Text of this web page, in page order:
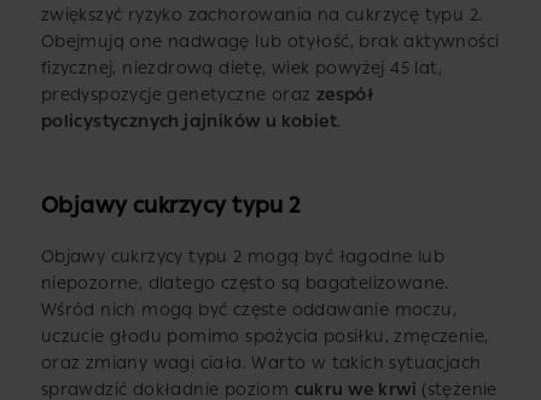
zwiększyć ryzyko zachorowania na cukrzycę typu 2.
Obejmują one nadwagę lub otyłość, brak aktywności
fizycznej, niezdrową dietę, wiek powyżej 45 lat,
predyspozycje genetyczne oraz zespół
policystycznych jajników u kobiet.
Objawy cukrzycy typu 2
Objawy cukrzycy typu 2 mogą być łagodne lub
niepozorne, dlatego często są bagatelizowane.
Wśród nich mogą być częste oddawanie moczu,
uczucie głodu pomimo spożycia posiłku, zmęczenie,
oraz zmiany wagi ciała. Warto w takich sytuacjach
sprawdzić dokładnie poziom cukru we krwi (stężenie